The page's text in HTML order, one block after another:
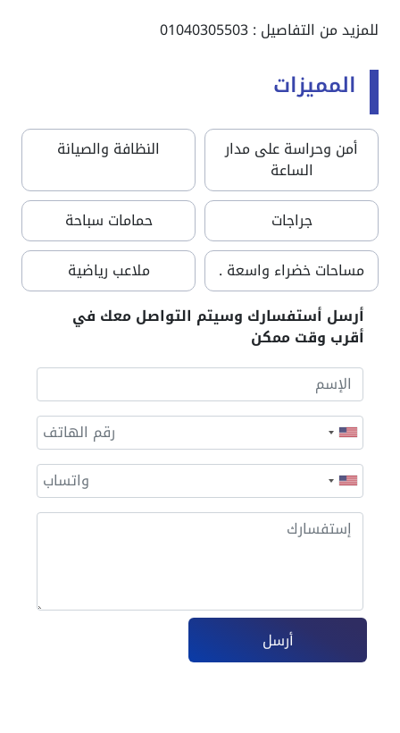
للمزيد من التفاصيل : 01040305503
المميزات
أمن وحراسة على مدار
الساعة
النظافة والصيانة
جراجات
حمامات سباحة
مساحات خضراء واسعة .
ملاعب رياضية
أرسل أستفسارك وسيتم التواصل معك في
أقرب وقت ممكن
أرسل